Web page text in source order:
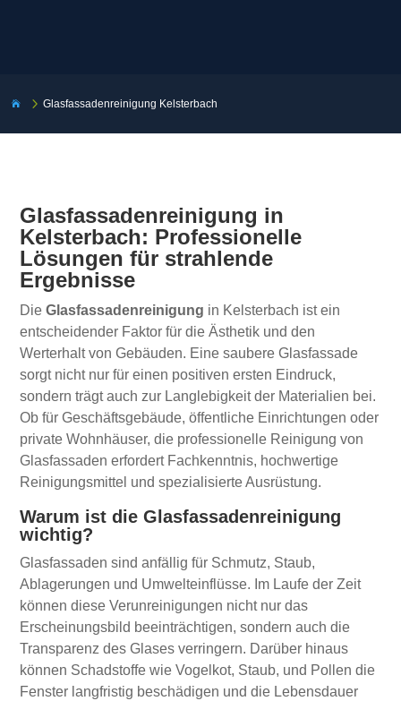
 5Glasfassadenreinigung Kelsterbach
Glasfassadenreinigung in
Kelsterbach: Professionelle
Lösungen für strahlende
Ergebnisse
DieGlasfassadenreinigung in Kelsterbach ist ein
entscheidender Faktor für die Ästhetik und den
Werterhalt von Gebäuden. Eine saubere Glasfassade
sorgt nicht nur für einen positiven ersten Eindruck,
sondern trägt auch zur Langlebigkeit der Materialien bei.
Ob für Geschäftsgebäude, öffentliche Einrichtungen oder
private Wohnhäuser, die professionelle Reinigung von
Glasfassaden erfordert Fachkenntnis, hochwertige
Reinigungsmittel und spezialisierte Ausrüstung.
Warum ist die Glasfassadenreinigung
wichtig?
Glasfassaden sind anfällig für Schmutz, Staub,
Ablagerungen und Umwelteinflüsse. Im Laufe der Zeit
können diese Verunreinigungen nicht nur das
Erscheinungsbild beeinträchtigen, sondern auch die
Transparenz des Glases verringern. Darüber hinaus
können Schadstoffe wie Vogelkot, Staub, und Pollen die
Fenster langfristig beschädigen und die Lebensdauer